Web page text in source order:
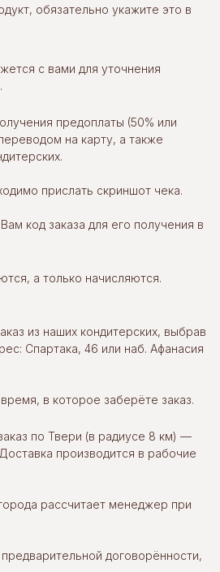
обязательно укажите это в
с вами для уточнения
предоплаты (50% или
на карту, а также
прислать скриншот чека.
код заказа для его получения в
а только начисляются.
из наших кондитерских, выбрав
Спартака, 46 или наб. Афанасия
в которое заберёте заказ.
по Твери (в радиусе 8 км) —
производится в рабочие
рассчитает менеджер при
договорённости,
«Торт за час»‎